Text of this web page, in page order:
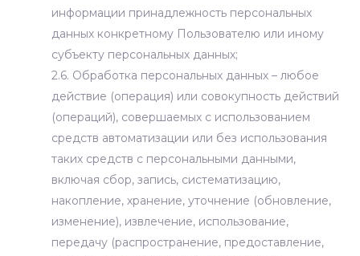
информации принадлежность персональных
данных конкретному Пользователю или иному
субъекту персональных данных;
2.6. Обработка персональных данных – любое
действие (операция) или совокупность действий
(операций), совершаемых с использованием
средств автоматизации или без использования
таких средств с персональными данными,
включая сбор, запись, систематизацию,
накопление, хранение, уточнение (обновление,
изменение), извлечение, использование,
передачу (распространение, предоставление,